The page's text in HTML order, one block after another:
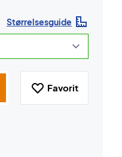
Størrelsesguide
Favorit